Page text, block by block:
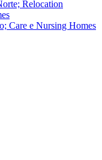
Relocation
Care e Nursing Homes